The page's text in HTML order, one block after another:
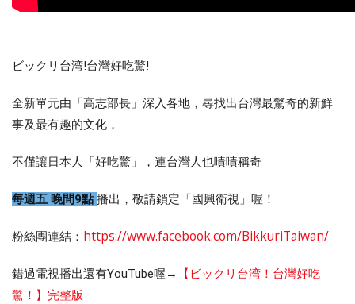
ビックリ台湾!台灣好吃驚!
全新單元由「高志部長」深入各地，尋找出台灣最驚奇的新鮮
事及最有趣的文化，
不僅讓日本人「好吃驚」，連台灣人也嘖嘖稱奇
每週五 晚間9點 播出，敬請鎖定「國興衛視」喔！
粉絲團連結： https://www.facebook.com/BikkuriTaiwan/
錯過電視播出還有YouTube喔→
【ビックリ台湾！台灣好吃
驚！】完整版